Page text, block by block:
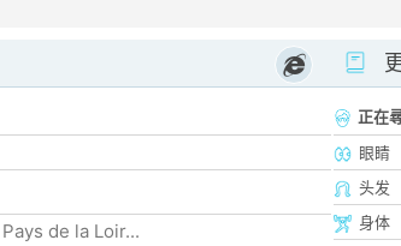
Pays de la Loir...
正在
眼睛
头发
身体